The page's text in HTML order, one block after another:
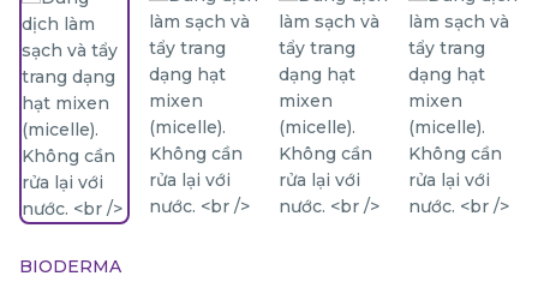
BIODERMA